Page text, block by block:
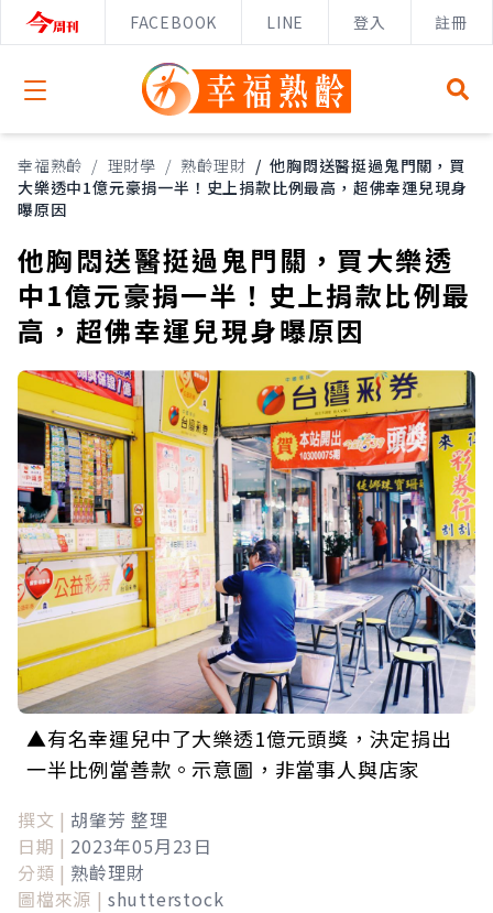
FACEBOOK LINE 登入 註冊
Open menu
幸福熟齡 / 理財學 / 熟齡理財 / 他胸悶送醫挺過鬼門關，買
大樂透中1億元豪捐一半！史上捐款比例最高，超佛幸運兒現身
曝原因
他胸悶送醫挺過鬼門關，買大樂透
中1億元豪捐一半！史上捐款比例最
高，超佛幸運兒現身曝原因
▲有名幸運兒中了大樂透1億元頭獎，決定捐出
一半比例當善款。示意圖，非當事人與店家
撰文 | 胡肇芳 整理
日期 | 2023年05月23日
分類 | 熟齡理財
圖檔來源 | shutterstock